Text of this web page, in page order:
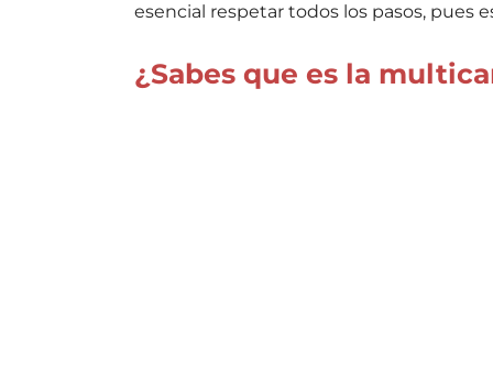
esencial respetar todos los pasos, pues
¿Sabes que es la